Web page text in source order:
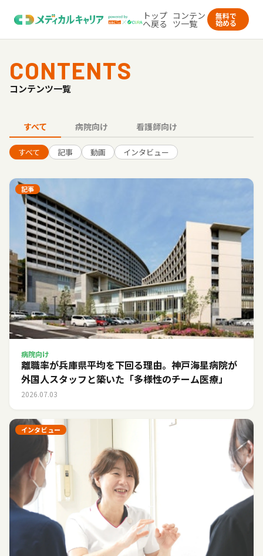
トップ
へ戻る
コンテン
ツ一覧
無料で
始める
CONTENTS
コンテンツ一覧
すべて 病院向け 看護師向け
すべて 記事 動画 インタビュー
記事
病院向け
離職率が兵庫県平均を下回る理由。神戸海星病院が
外国人スタッフと築いた「多様性のチーム医療」
2026.07.03
インタビュー